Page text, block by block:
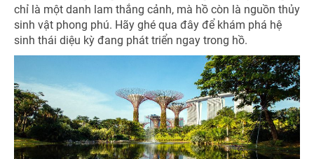
chỉ là một danh lam thắng cảnh, mà hồ còn là nguồn thủy
sinh vật phong phú. Hãy ghé qua đây để khám phá hệ
sinh thái diệu kỳ đang phát triển ngay trong hồ.